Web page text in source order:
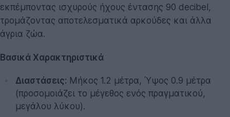
εκπέμποντας ισχυρούς ήχους έντασης 90 decibel,
τρομάζοντας αποτελεσματικά αρκούδες και άλλα
άγρια ζώα.
Βασικά Χαρακτηριστικά
Διαστάσεις: Μήκος 1.2 μέτρα, Ύψος 0.9 μέτρα
(προσομοιάζει το μέγεθος ενός πραγματικού,
μεγάλου λύκου).